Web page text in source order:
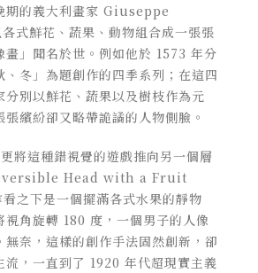
期的義大利畫家 Giuseppe
鮮花、蔬果、動物組合成一張張
畫」聞名於世。例如他於 1573 年分
、冬」為題創作的四季系列；在這四
分別以鮮花、蔬果以及樹枝作為元
繽紛卻又略帶詭譎的人物側臉。
將這種錯視覺的遊戲推向另一個層
Head with a Fruit
看之下是一個擺滿各式水果的靜物
視角旋轉 180 度，一個男子的人像
無奈，這樣的創作手法固然創新，卻
流，一直到了 1920 年代超現實主義